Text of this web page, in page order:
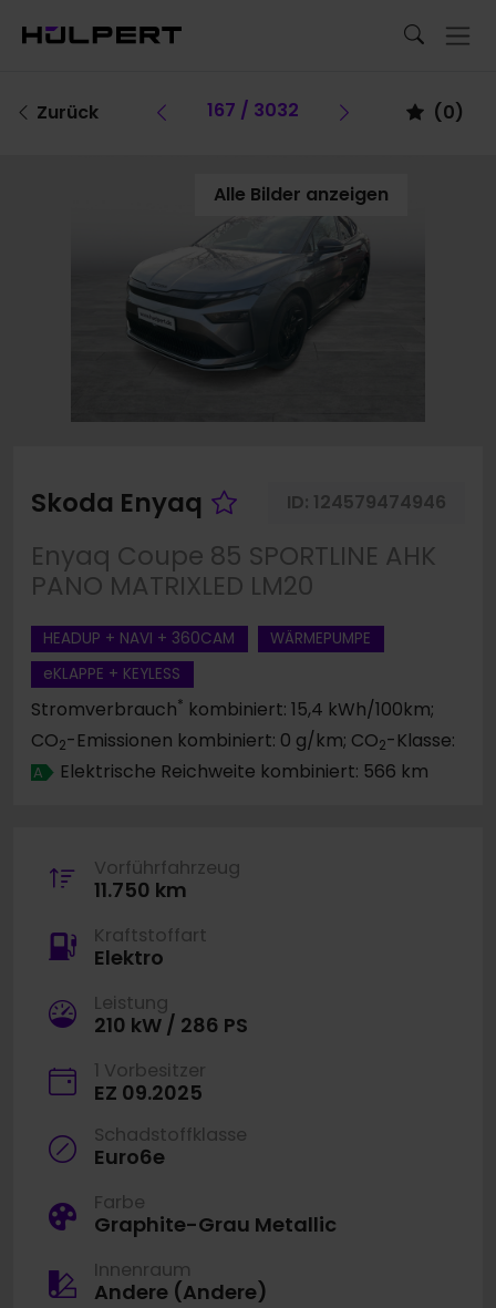
Zurück Vorheriges Fahrzeug
167 / 3032 Vorheriges
(0)
Alle Bilder anzeigen
Skoda Enyaq Fahrzeug merken
ID: 124579474946
Enyaq Coupe 85 SPORTLINE AHK
PANO MATRIXLED LM20
HEADUP + NAVI + 360CAM
WÄRMEPUMPE
eKLAPPE + KEYLESS
Stromverbrauch* kombiniert: 15,4 kWh/100km;
CO2-Emissionen kombiniert: 0 g/km; CO2-Klasse:
A Elektrische Reichweite kombiniert: 566 km
Vorführfahrzeug
11.750 km
Kraftstoffart
Elektro
Leistung
210 kW / 286 PS
1 Vorbesitzer
EZ 09.2025
Schadstoffklasse
Euro6e
Farbe
Graphite-Grau Metallic
Innenraum
Andere (Andere)